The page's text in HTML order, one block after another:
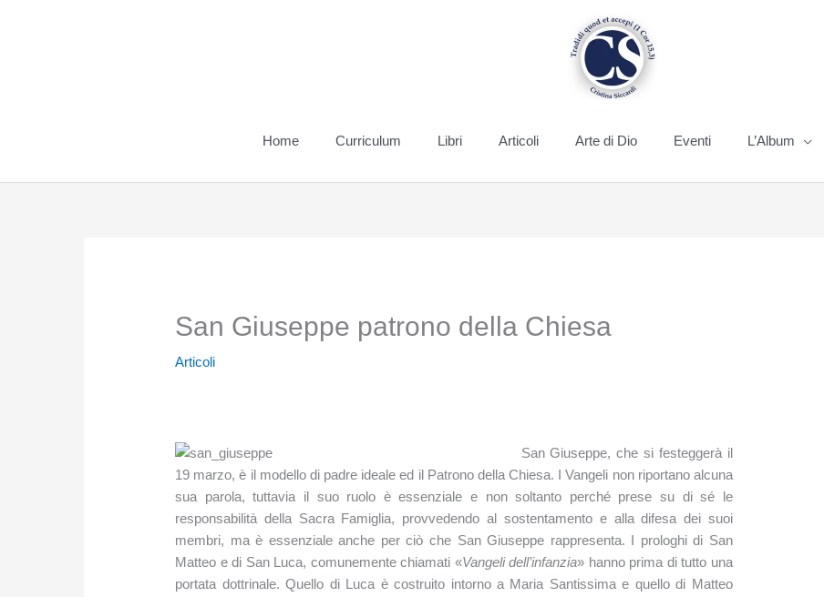
Home Curriculum Libri Articoli Arte di Dio Eventi L’Album
San Giuseppe patrono della Chiesa
Articoli
San Giuseppe, che si festeggerà il
19 marzo, è il modello di padre ideale ed il Patrono della Chiesa. I Vangeli non riportano alcuna
sua parola, tuttavia il suo ruolo è essenziale e non soltanto perché prese su di sé le
responsabilità della Sacra Famiglia, provvedendo al sostentamento e alla difesa dei suoi
membri, ma è essenziale anche per ciò che San Giuseppe rappresenta. I prologhi di San
Matteo e di San Luca, comunemente chiamati «Vangeli dell’infanzia» hanno prima di tutto una
portata dottrinale. Quello di Luca è costruito intorno a Maria Santissima e quello di Matteo